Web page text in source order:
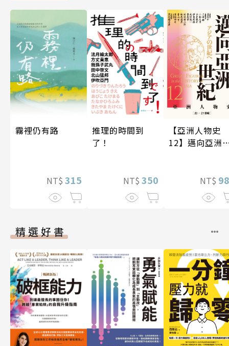
霧裡仍有路
NT$ 315
推理的時間到
了！
NT$ 350
【亞洲人物史
12】邁向亞洲
NT$
精選好書